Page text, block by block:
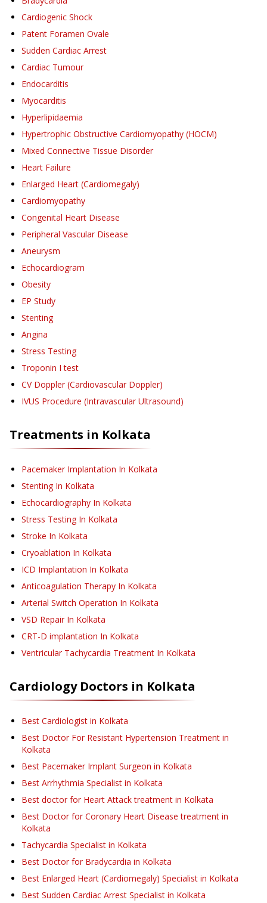
Cardiogenic Shock
Patent Foramen Ovale
Sudden Cardiac Arrest
Cardiac Tumour
Endocarditis
Myocarditis
Hyperlipidaemia
Hypertrophic Obstructive Cardiomyopathy (HOCM)
Mixed Connective Tissue Disorder
Heart Failure
Enlarged Heart (Cardiomegaly)
Cardiomyopathy
Congenital Heart Disease
Peripheral Vascular Disease
Aneurysm
Echocardiogram
Obesity
EP Study
Stenting
Angina
Stress Testing
Troponin I test
CV Doppler (Cardiovascular Doppler)
IVUS Procedure (Intravascular Ultrasound)
Treatments in Kolkata
Pacemaker Implantation In Kolkata
Stenting In Kolkata
Echocardiography In Kolkata
Stress Testing In Kolkata
Stroke In Kolkata
Cryoablation In Kolkata
ICD Implantation In Kolkata
Anticoagulation Therapy In Kolkata
Arterial Switch Operation In Kolkata
VSD Repair In Kolkata
CRT-D implantation In Kolkata
Ventricular Tachycardia Treatment In Kolkata
CardiologyDoctors in Kolkata
Best Cardiologist in Kolkata
Best Doctor For Resistant Hypertension Treatment in
Kolkata
Best Pacemaker Implant Surgeon in Kolkata
Best Arrhythmia Specialist in Kolkata
Best doctor for Heart Attack treatment in Kolkata
Best Doctor for Coronary Heart Disease treatment in
Kolkata
Tachycardia Specialist in Kolkata
Best Doctor for Bradycardia in Kolkata
Best Enlarged Heart (Cardiomegaly) Specialist in Kolkata
Best Sudden Cardiac Arrest Specialist in Kolkata